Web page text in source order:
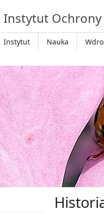
Instytut Ochrony
Instytut Nauka